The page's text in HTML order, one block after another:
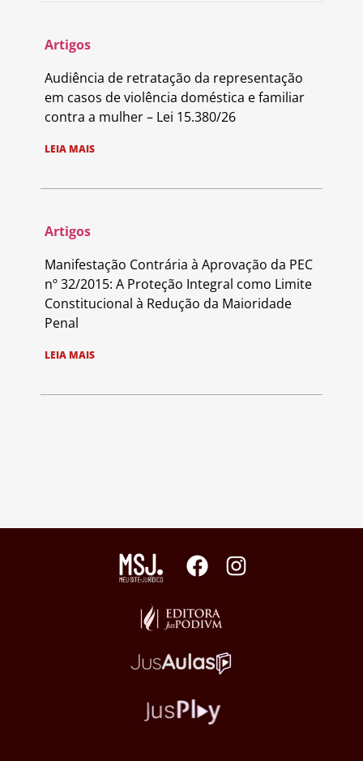
Artigos
Audiência de retratação da representação
em casos de violência doméstica e familiar
contra a mulher – Lei 15.380/26
LEIA MAIS
Artigos
Manifestação Contrária à Aprovação da PEC
nº 32/2015: A Proteção Integral como Limite
Constitucional à Redução da Maioridade
Penal
LEIA MAIS